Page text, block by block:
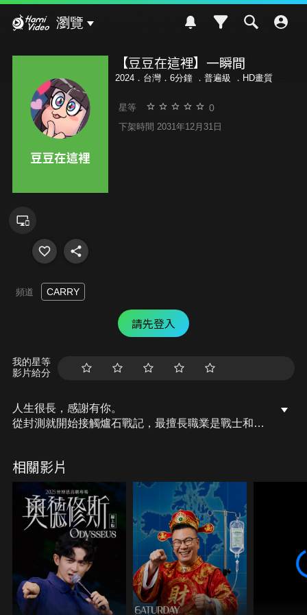
瀏覽
【豆豆在這裡】一瞬間
2024．台灣．6分鐘 ． 普遍級 ．HD畫質
星等 0
下架時間 2031年12月31日
頻道 CARRY
請先登入
我的星等
影片給分
人生很長，感謝有你。
從封測就開始接觸爐石戰記，最擅長職業是戰士和牧
醒。
從陰暗幽霾的蛇界森林甦醒吧， 趁此良機，莫再猶
豫，恭請蛇界至尊雙飛寶典！
OSkomodo 還不一起加入蛇教跟著教主一起前進!
相關影片